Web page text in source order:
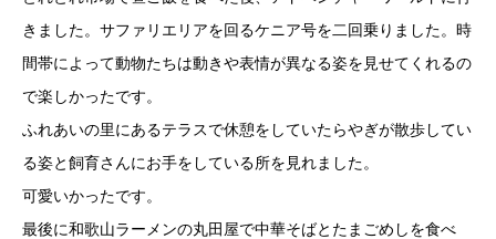
きました。サファリエリアを回るケニア号を二回乗りました。時
間帯によって動物たちは動きや表情が異なる姿を見せてくれるの
で楽しかったです。
ふれあいの里にあるテラスで休憩をしていたらやぎが散歩してい
る姿と飼育さんにお手をしている所を見れました。
可愛いかったです。
最後に和歌山ラーメンの丸田屋で中華そばとたまごめしを食べ